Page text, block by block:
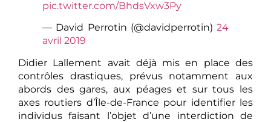
pic.twitter.com/BhdsVxw3Py
— David Perrotin (@davidperrotin) 24
avril 2019
​Didier Lallement avait déjà mis en place des
contrôles drastiques, prévus notamment aux
abords des gares, aux péages et sur tous les
axes routiers d’Île-de-France pour identifier les
individus faisant l’objet d’une interdiction de